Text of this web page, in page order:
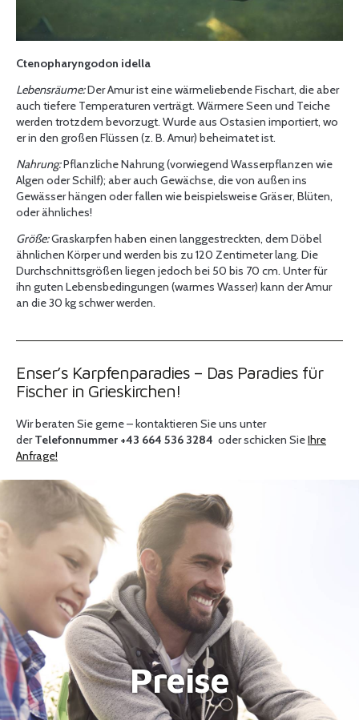
Ctenopharyngodon idella
Lebensräume:Der Amur ist eine wärmeliebende Fischart, die aber
auch tiefere Temperaturen verträgt. Wärmere Seen und Teiche
werden trotzdem bevorzugt. Wurde aus Ostasien importiert, wo
er in den großen Flüssen (z. B. Amur) beheimatet ist.
Nahrung:Pflanzliche Nahrung (vorwiegend Wasserpflanzen wie
Algen oder Schilf); aber auch Gewächse, die von außen ins
Gewässer hängen oder fallen wie beispielsweise Gräser, Blüten,
oder ähnliches!
Größe:Graskarpfen haben einen langgestreckten, dem Döbel
ähnlichen Körper und werden bis zu 120 Zentimeter lang. Die
Durchschnittsgrößen liegen jedoch bei 50 bis 70 cm. Unter für
ihn guten Lebensbedingungen (warmes Wasser) kann der Amur
an die 30 kg schwer werden.
Enser’s Karpfenparadies – Das Paradies für
Fischer in Grieskirchen!
Wir beraten Sie gerne – kontaktieren Sie uns unter
derTelefonnummer +43 664 536 3284 oder schicken SieIhre
Anfrage!
Preise